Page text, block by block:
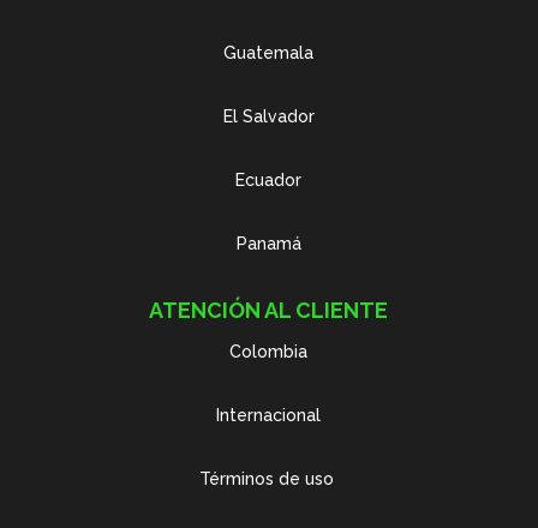
Guatemala
El Salvador
Ecuador
Panamá
ATENCIÓN AL CLIENTE
Colombia
Internacional
Términos de uso